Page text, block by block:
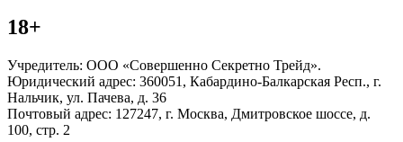
18+
Учредитель: ООО «Совершенно Секретно Трейд».
Юридический адрес: 360051, Кабардино-Балкарская Респ., г.
Нальчик, ул. Пачева, д. 36
Почтовый адрес: 127247, г. Москва, Дмитровское шоссе, д.
100, стр. 2